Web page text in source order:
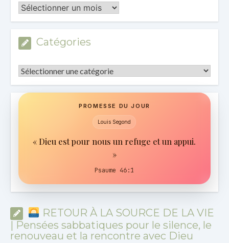
Les
Archives
Catégories
Catégories
PROMESSE DU JOUR
Louis Segond
« Dieu est pour nous un refuge et un appui.
»
Psaume 46:1
RETOUR À LA SOURCE DE LA VIE
| Pensées sabbatiques pour le silence, le
renouveau et la rencontre avec Dieu